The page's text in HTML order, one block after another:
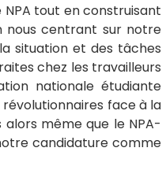
tout en construisant
nous centrant sur notre
situation et des tâches
chez les travailleurs
nationale étudiante
révolutionnaires face à la
même que le NPA-
candidature comme